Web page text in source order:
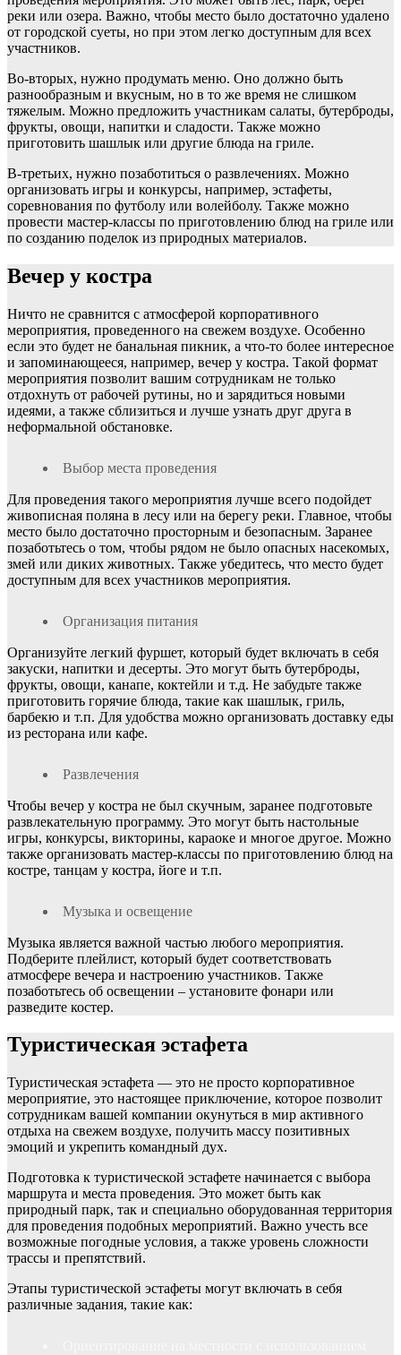
реки или озера. Важно, чтобы место было достаточно удалено
от городской суеты, но при этом легко доступным для всех
участников.
Во-вторых, нужно продумать меню. Оно должно быть
разнообразным и вкусным, но в то же время не слишком
тяжелым. Можно предложить участникам салаты, бутерброды,
фрукты, овощи, напитки и сладости. Также можно
приготовить шашлык или другие блюда на гриле.
В-третьих, нужно позаботиться о развлечениях. Можно
организовать игры и конкурсы, например, эстафеты,
соревнования по футболу или волейболу. Также можно
провести мастер-классы по приготовлению блюд на гриле или
по созданию поделок из природных материалов.
Вечер у костра
Ничто не сравнится с атмосферой корпоративного
мероприятия, проведенного на свежем воздухе. Особенно
если это будет не банальная пикник, а что-то более интересное
и запоминающееся, например, вечер у костра. Такой формат
мероприятия позволит вашим сотрудникам не только
отдохнуть от рабочей рутины, но и зарядиться новыми
идеями, а также сблизиться и лучше узнать друг друга в
неформальной обстановке.
Выбор места проведения
Для проведения такого мероприятия лучше всего подойдет
живописная поляна в лесу или на берегу реки. Главное, чтобы
место было достаточно просторным и безопасным. Заранее
позаботьтесь о том, чтобы рядом не было опасных насекомых,
змей или диких животных. Также убедитесь, что место будет
доступным для всех участников мероприятия.
Организация питания
Организуйте легкий фуршет, который будет включать в себя
закуски, напитки и десерты. Это могут быть бутерброды,
фрукты, овощи, канапе, коктейли и т.д. Не забудьте также
приготовить горячие блюда, такие как шашлык, гриль,
барбекю и т.п. Для удобства можно организовать доставку еды
из ресторана или кафе.
Развлечения
Чтобы вечер у костра не был скучным, заранее подготовьте
развлекательную программу. Это могут быть настольные
игры, конкурсы, викторины, караоке и многое другое. Можно
также организовать мастер-классы по приготовлению блюд на
костре, танцам у костра, йоге и т.п.
Музыка и освещение
Музыка является важной частью любого мероприятия.
Подберите плейлист, который будет соответствовать
атмосфере вечера и настроению участников. Также
позаботьтесь об освещении – установите фонари или
разведите костер.
Туристическая эстафета
Туристическая эстафета — это не просто корпоративное
мероприятие, это настоящее приключение, которое позволит
сотрудникам вашей компании окунуться в мир активного
отдыха на свежем воздухе, получить массу позитивных
эмоций и укрепить командный дух.
Подготовка к туристической эстафете начинается с выбора
маршрута и места проведения. Это может быть как
природный парк, так и специально оборудованная территория
для проведения подобных мероприятий. Важно учесть все
возможные погодные условия, а также уровень сложности
трассы и препятствий.
Этапы туристической эстафеты могут включать в себя
различные задания, такие как: